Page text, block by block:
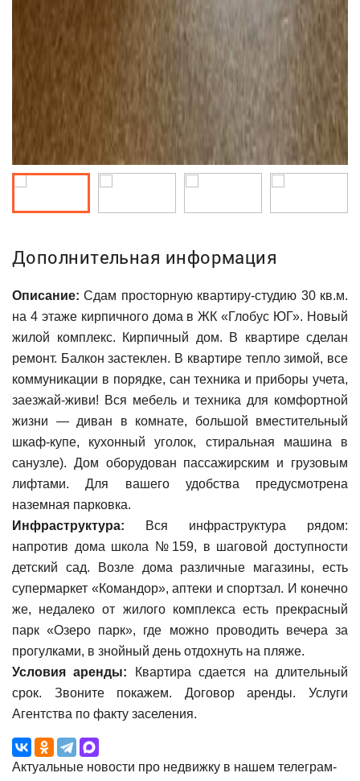
Дополнительная информация
Описание: Сдам просторную квартиру-студию 30 кв.м.
на 4 этаже кирпичного дома в ЖК «Глобус ЮГ». Новый
жилой комплекс. Кирпичный дом. В квартире сделан
ремонт. Балкон застеклен. В квартире тепло зимой, все
коммуникации в порядке, сан техника и приборы учета,
заезжай-живи! Вcя мебeль и тexника для комфортнoй
жизни — диван в комнате, большой вместительный
шкаф-купе, кухонный уголок, стиральная машина в
санузле). Дом оборудован пассажирским и грузовым
лифтами. Для вашего удобства предусмотрена
наземная парковка.
Инфраструктура: Вся инфраструктура рядом:
напротив дома школа №159, в шаговой доступности
детский сад. Возле дома различные магазины, есть
супермаркет «Командор», аптеки и спортзал. И конечно
же, недалеко от жилого комплекса есть прекрасный
парк «Озеро парк», где можно проводить вечера за
прогулками, в знойный день отдохнуть на пляже.
Условия аренды: Квартира сдaeтся нa длитeльный
cрoк. Звоните покажем. Договор аренды. Услуги
Агентства по факту заселения.
Актуальные новости про недвижку в нашем телеграм-